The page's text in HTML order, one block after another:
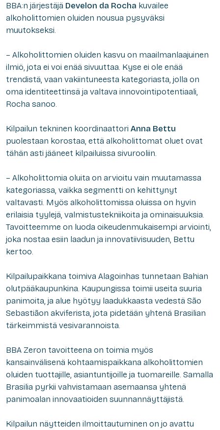
BBA:n järjestäjä Develon da Rocha kuvailee
alkoholittomien oluiden nousua pysyväksi
muutokseksi.
– Alkoholittomien oluiden kasvu on maailmanlaajuinen
ilmiö, jota ei voi enää sivuuttaa. Kyse ei ole enää
trendistä, vaan vakiintuneesta kategoriasta, jolla on
oma identiteettinsä ja valtava innovointipotentiaali,
Rocha sanoo.
Kilpailun tekninen koordinaattori Anna Bettu
puolestaan korostaa, että alkoholittomat oluet ovat
tähän asti jääneet kilpailuissa sivurooliin.
– Alkoholittomia oluita on arvioitu vain muutamassa
kategoriassa, vaikka segmentti on kehittynyt
valtavasti. Myös alkoholittomissa oluissa on hyvin
erilaisia tyylejä, valmistustekniikoita ja ominaisuuksia.
Tavoitteemme on luoda oikeudenmukaisempi arviointi,
joka nostaa esiin laadun ja innovatiivisuuden, Bettu
kertoo.
Kilpailupaikkana toimiva Alagoinhas tunnetaan Bahian
olutpääkaupunkina. Kaupungissa toimii useita suuria
panimoita, ja alue hyötyy laadukkaasta vedestä São
Sebastiãon akviferista, jota pidetään yhtenä Brasilian
tärkeimmistä vesivarannoista.
BBA Zeron tavoitteena on toimia myös
kansainvälisenä kohtaamispaikkana alkoholittomien
oluiden tuottajille, asiantuntijoille ja tuomareille. Samalla
Brasilia pyrkii vahvistamaan asemaansa yhtenä
panimoalan innovaatioiden suunnannäyttäjistä.
Kilpailun näytteiden ilmoittautuminen on jo avattu